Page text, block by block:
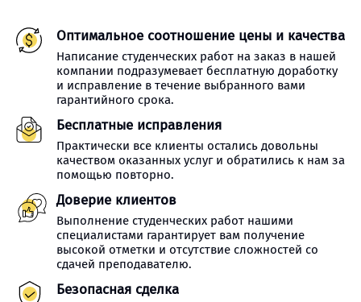
Оптимальное соотношение цены и качества
Написание студенческих работ на заказ в нашей
компании подразумевает бесплатную доработку
и исправление в течение выбранного вами
гарантийного срока.
Бесплатные исправления
Практически все клиенты остались довольны
качеством оказанных услуг и обратились к нам за
помощью повторно.
Доверие клиентов
Выполнение студенческих работ нашими
специалистами гарантирует вам получение
высокой отметки и отсутствие сложностей со
сдачей преподавателю.
Безопасная сделка